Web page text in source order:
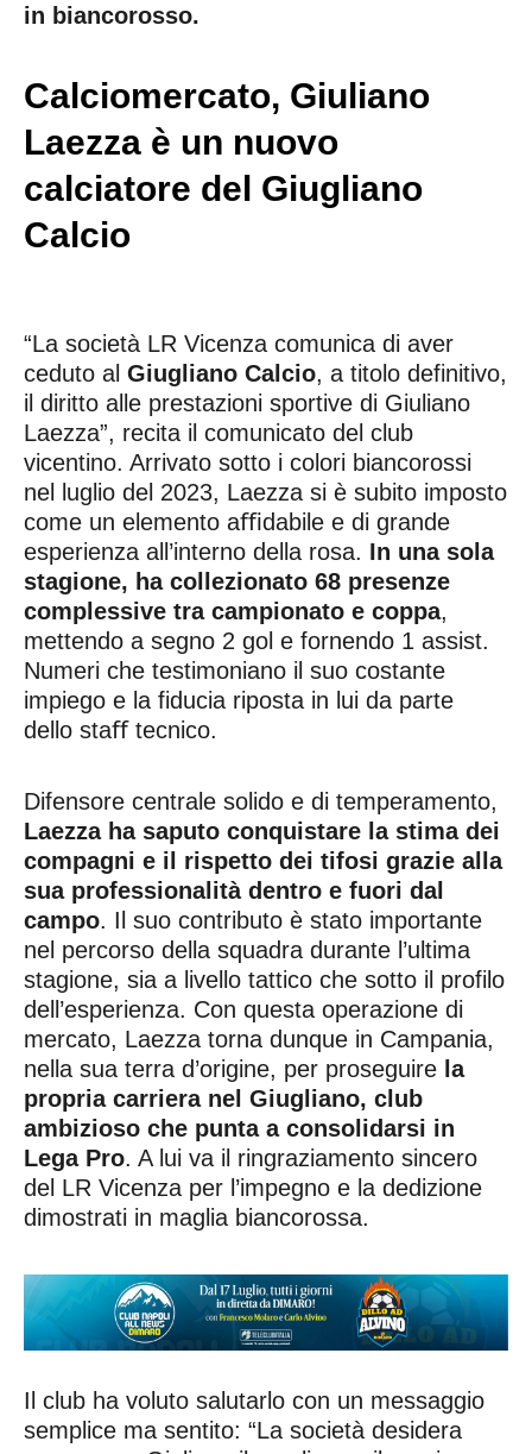
in biancorosso.
Calciomercato, Giuliano
Laezza è un nuovo
calciatore del Giugliano
Calcio
“La società LR Vicenza comunica di aver
ceduto al Giugliano Calcio, a titolo definitivo,
il diritto alle prestazioni sportive di Giuliano
Laezza”, recita il comunicato del club
vicentino. Arrivato sotto i colori biancorossi
nel luglio del 2023, Laezza si è subito imposto
come un elemento aﬃdabile e di grande
esperienza all’interno della rosa. In una sola
stagione, ha collezionato 68 presenze
complessive tra campionato e coppa,
mettendo a segno 2 gol e fornendo 1 assist.
Numeri che testimoniano il suo costante
impiego e la fiducia riposta in lui da parte
dello staﬀ tecnico.
Difensore centrale solido e di temperamento,
Laezza ha saputo conquistare la stima dei
compagni e il rispetto dei tifosi grazie alla
sua professionalità dentro e fuori dal
campo. Il suo contributo è stato importante
nel percorso della squadra durante l’ultima
stagione, sia a livello tattico che sotto il profilo
dell’esperienza. Con questa operazione di
mercato, Laezza torna dunque in Campania,
nella sua terra d’origine, per proseguire la
propria carriera nel Giugliano, club
ambizioso che punta a consolidarsi in
Lega Pro. A lui va il ringraziamento sincero
del LR Vicenza per l’impegno e la dedizione
dimostrati in maglia biancorossa.
Il club ha voluto salutarlo con un messaggio
semplice ma sentito: “La società desidera